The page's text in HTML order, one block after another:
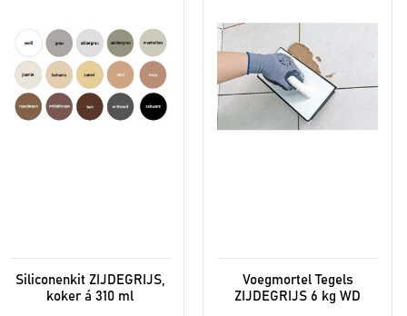
Siliconenkit ZIJDEGRIJS,
koker á 310 ml
Voegmortel Tegels
ZIJDEGRIJS 6 kg WD